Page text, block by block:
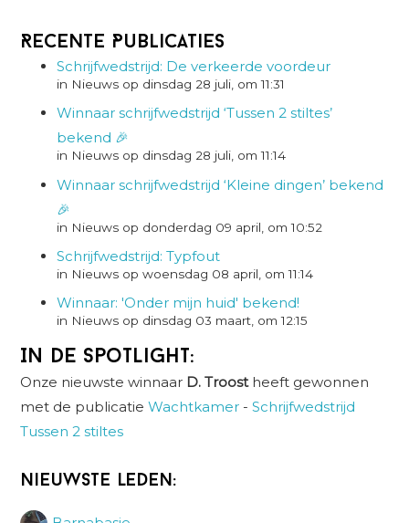
Recente Publicaties
Schrijfwedstrijd: De verkeerde voordeur
in Nieuws op dinsdag 28 juli, om 11:31
Winnaar schrijfwedstrijd ‘Tussen 2 stiltes’
bekend 🎉
in Nieuws op dinsdag 28 juli, om 11:14
Winnaar schrijfwedstrijd ‘Kleine dingen’ bekend
🎉
in Nieuws op donderdag 09 april, om 10:52
Schrijfwedstrijd: Typfout
in Nieuws op woensdag 08 april, om 11:14
Winnaar: 'Onder mijn huid' bekend!
in Nieuws op dinsdag 03 maart, om 12:15
In de spotlight:
Onze nieuwste winnaar D. Troost heeft gewonnen
met de publicatieWachtkamer -Schrijfwedstrijd
Tussen 2 stiltes
Nieuwste leden: